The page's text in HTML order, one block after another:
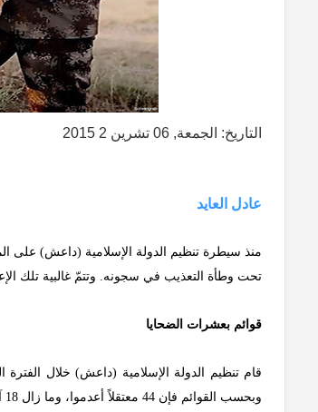
التاريخ: الجمعة, 06 تشرين 2 2015
عادل العايد
منذ سيطرة تنظيم الدولة الإسلامية (داعش) على
تحت وطأة التعذيب في سجونه. وتتمّ غالبية تلك
قوائم بعشرات الضحايا
وبحسب القوائم فإن 44 معتقلاً أعدموا، وما زال 18 آخرون قيد التحقيق، وهناك 10 مجهولو المصير.